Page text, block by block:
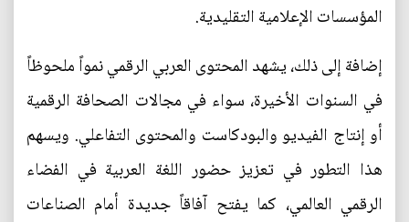
المؤسسات الإعلامية التقليدية.
إضافة إلى ذلك، يشهد المحتوى العربي الرقمي نمواً ملحوظاً
في السنوات الأخيرة، سواء في مجالات الصحافة الرقمية
أو إنتاج الفيديو والبودكاست والمحتوى التفاعلي. ويسهم
هذا التطور في تعزيز حضور اللغة العربية في الفضاء
الرقمي العالمي، كما يفتح آفاقاً جديدة أمام الصناعات